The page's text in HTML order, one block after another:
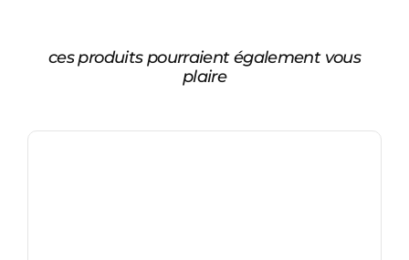
ces produits pourraient également vous
plaire